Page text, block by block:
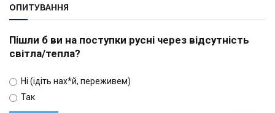
ОПИТУВАННЯ
Пішли б ви на поступки русні через відсутність
світла/тепла?
Ні (ідіть нах*й, переживем)
Так